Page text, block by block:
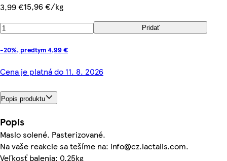
3,99 €15,96 €/kg
Pridať
-20%, predtým 4,99 €
Cena je platná do 11. 8. 2026
Popis produktu
Popis
Maslo solené. Pasterizované.
Na vaše reakcie sa tešíme na: info@cz.lactalis.com.
Veľkosť balenia: 0.25kg